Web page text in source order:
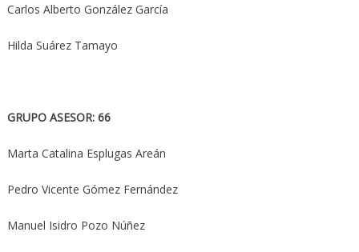
Carlos Alberto González García
Hilda Suárez Tamayo
GRUPO ASESOR: 66
Marta Catalina Esplugas Areán
Pedro Vicente Gómez Fernández
Manuel Isidro Pozo Núñez